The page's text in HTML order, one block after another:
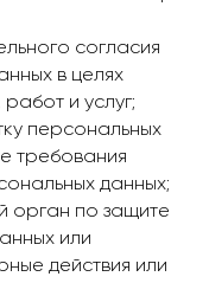
согласия
в целях
и услуг;
персональных
требования
данных;
орган по защите
или
действия или